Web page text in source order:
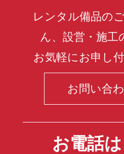
レンタル備品の
ん、設営・施工
お気軽にお申し
お問い合
お電話